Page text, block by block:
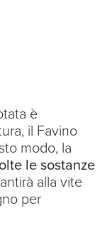
è
il Favino
modo, la
le sostanze
alla vite
per